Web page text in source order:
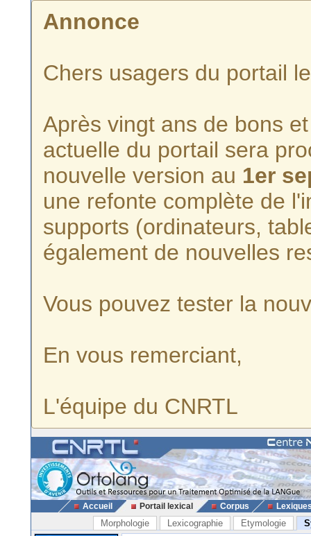
Annonce
Chers usagers du portail
Après vingt ans de bons
actuelle du portail sera
nouvelle version au 1er
une refonte complète de
supports (ordinateurs,
également de nouvelles
Vous pouvez tester la
En vous remerciant,
L'équipe du CNRTL
Accueil Portail lexical Corpus
Morphologie Lexicographie Etymologie